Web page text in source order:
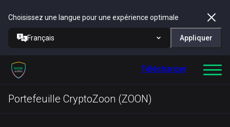
Choisissez une langue pour une expérience optimale
Français Appliquer
Télécharger
Portefeuille CryptoZoon (ZOON)